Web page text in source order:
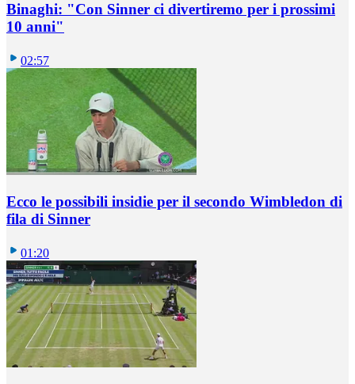
Binaghi: "Con Sinner ci divertiremo per i prossimi
10 anni"
02:57
Ecco le possibili insidie per il secondo Wimbledon di
fila di Sinner
01:20